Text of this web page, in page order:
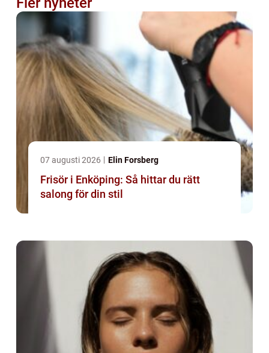
07 augusti 2026 Elin Forsberg
Frisör i Enköping: Så hittar du rätt
salong för din stil